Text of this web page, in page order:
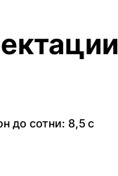
до сотни: 8,5 с